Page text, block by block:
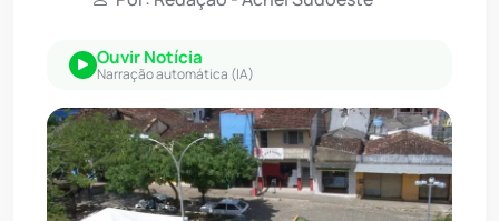
Ouvir Notícia
Narração automática (IA)